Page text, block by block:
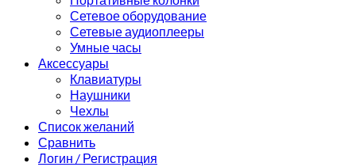
Сетевое оборудование
Сетевые аудиоплееры
Умные часы
Аксессуары
Клавиатуры
Наушники
Чехлы
Список желаний
Сравнить
Логин / Регистрация